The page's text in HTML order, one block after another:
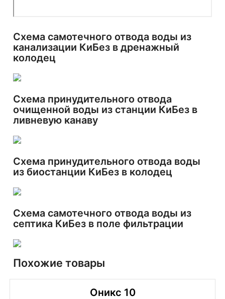
Схема самотечного отвода воды из
канализации КиБез в дренажный
колодец
Схема принудительного отвода
очищенной воды из станции КиБез в
ливневую канаву
Схема принудительного отвода воды
из биостанции КиБез в колодец
Схема самотечного отвода воды из
септика КиБез в поле фильтрации
Похожие товары
Оникс 10